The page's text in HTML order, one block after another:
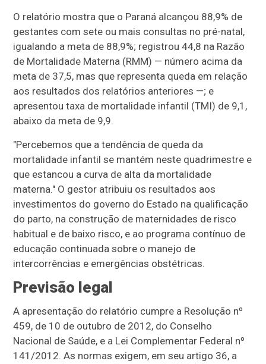
O relatório mostra que o Paraná alcançou 88,9% de
gestantes com sete ou mais consultas no pré-natal,
igualando a meta de 88,9%; registrou 44,8 na Razão
de Mortalidade Materna (RMM) — número acima da
meta de 37,5, mas que representa queda em relação
aos resultados dos relatórios anteriores —; e
apresentou taxa de mortalidade infantil (TMI) de 9,1,
abaixo da meta de 9,9.
"Percebemos que a tendência de queda da
mortalidade infantil se mantém neste quadrimestre e
que estancou a curva de alta da mortalidade
materna." O gestor atribuiu os resultados aos
investimentos do governo do Estado na qualificação
do parto, na construção de maternidades de risco
habitual e de baixo risco, e ao programa contínuo de
educação continuada sobre o manejo de
intercorrências e emergências obstétricas.
Previsão legal
A apresentação do relatório cumpre a Resolução nº
459, de 10 de outubro de 2012, do Conselho
Nacional de Saúde, e a Lei Complementar Federal nº
141/2012. As normas exigem, em seu artigo 36, a